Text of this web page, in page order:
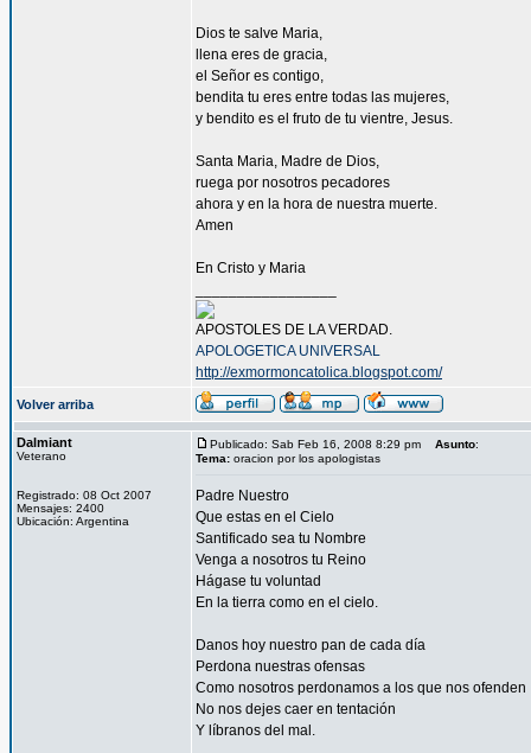
Dios te salve Maria,
llena eres de gracia,
el Señor es contigo,
bendita tu eres entre todas las mujeres,
y bendito es el fruto de tu vientre, Jesus.
Santa Maria, Madre de Dios,
ruega por nosotros pecadores
ahora y en la hora de nuestra muerte.
Amen
En Cristo y Maria
APOSTOLES DE LA VERDAD.
APOLOGETICA UNIVERSAL
http://exmormoncatolica.blogspot.com/
Volver arriba
Dalmiant
Veterano
Registrado: 08 Oct 2007
Mensajes: 2400
Ubicación: Argentina
Publicado: Sab Feb 16, 2008 8:29 pm Asunto:
Tema: oracion por los apologistas
Padre Nuestro
Que estas en el Cielo
Santificado sea tu Nombre
Venga a nosotros tu Reino
Hágase tu voluntad
En la tierra como en el cielo.
Danos hoy nuestro pan de cada día
Perdona nuestras ofensas
Como nosotros perdonamos a los que nos ofenden
No nos dejes caer en tentación
Y líbranos del mal.